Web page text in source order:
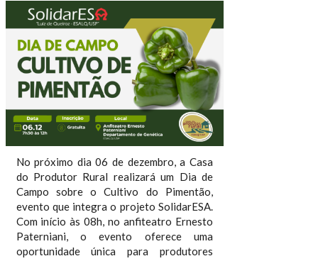
No próximo dia 06 de dezembro, a Casa
do Produtor Rural realizará um Dia de
Campo sobre o Cultivo do Pimentão,
evento que integra o projeto SolidarESA.
Com início às 08h, no anfiteatro Ernesto
Paterniani, o evento oferece uma
oportunidade única para produtores